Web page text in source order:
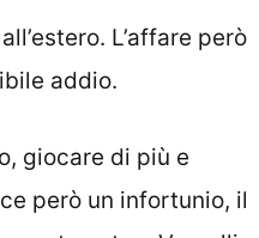
L’affare però
addio.
giocare di più e
però un infortunio, il